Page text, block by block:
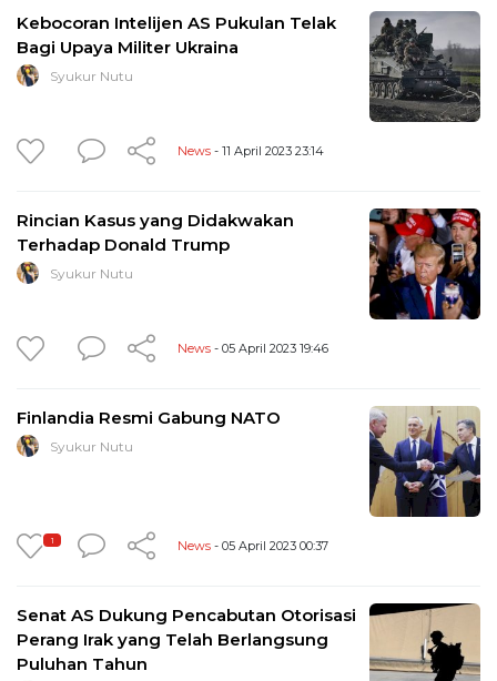
Kebocoran Intelijen AS Pukulan Telak
Bagi Upaya Militer Ukraina
Syukur Nutu
News - 11 April 2023 23:14
Rincian Kasus yang Didakwakan
Terhadap Donald Trump
Syukur Nutu
News - 05 April 2023 19:46
Finlandia Resmi Gabung NATO
Syukur Nutu
1 News - 05 April 2023 00:37
Senat AS Dukung Pencabutan Otorisasi
Perang Irak yang Telah Berlangsung
Puluhan Tahun